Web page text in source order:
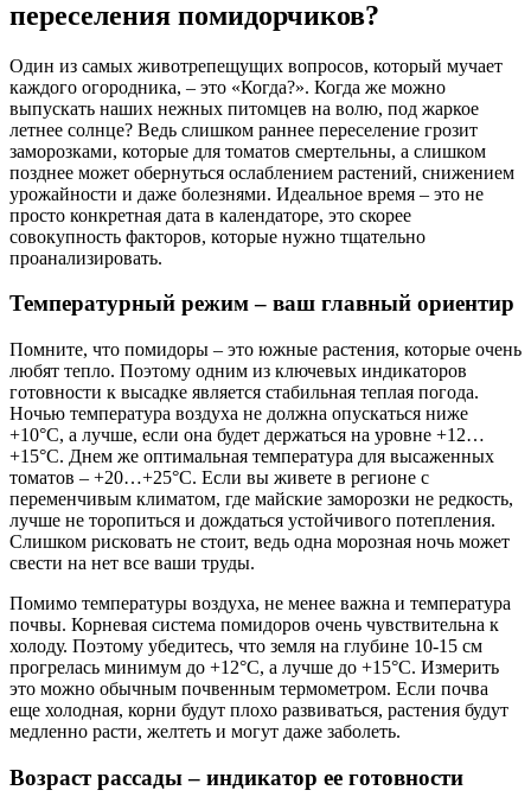
переселения помидорчиков?
Один из самых животрепещущих вопросов, который мучает
каждого огородника, – это «Когда?». Когда же можно
выпускать наших нежных питомцев на волю, под жаркое
летнее солнце? Ведь слишком раннее переселение грозит
заморозками, которые для томатов смертельны, а слишком
позднее может обернуться ослаблением растений, снижением
урожайности и даже болезнями. Идеальное время – это не
просто конкретная дата в календаторе, это скорее
совокупность факторов, которые нужно тщательно
проанализировать.
Температурный режим – ваш главный ориентир
Помните, что помидоры – это южные растения, которые очень
любят тепло. Поэтому одним из ключевых индикаторов
готовности к высадке является стабильная теплая погода.
Ночью температура воздуха не должна опускаться ниже
+10°C, а лучше, если она будет держаться на уровне +12…
+15°C. Днем же оптимальная температура для высаженных
томатов – +20…+25°C. Если вы живете в регионе с
переменчивым климатом, где майские заморозки не редкость,
лучше не торопиться и дождаться устойчивого потепления.
Слишком рисковать не стоит, ведь одна морозная ночь может
свести на нет все ваши труды.
Помимо температуры воздуха, не менее важна и температура
почвы. Корневая система помидоров очень чувствительна к
холоду. Поэтому убедитесь, что земля на глубине 10-15 см
прогрелась минимум до +12°C, а лучше до +15°C. Измерить
это можно обычным почвенным термометром. Если почва
еще холодная, корни будут плохо развиваться, растения будут
медленно расти, желтеть и могут даже заболеть.
Возраст рассады – индикатор ее готовности